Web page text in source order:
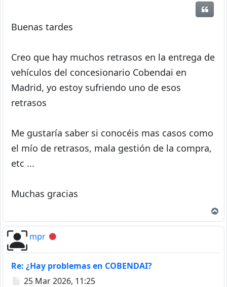
Buenas tardes
Creo que hay muchos retrasos en la entrega de
vehículos del concesionario Cobendai en
Madrid, yo estoy sufriendo uno de esos
retrasos
Me gustaría saber si conocéis mas casos como
el mío de retrasos, mala gestión de la compra,
etc ...
Muchas gracias
mpr Desconectado
Re: ¿Hay problemas en COBENDAI?
Mensaje
25 Mar 2026, 11:25